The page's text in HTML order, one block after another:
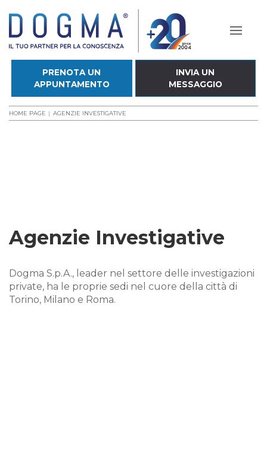
PRENOTA UN
APPUNTAMENTO
INVIA UN
MESSAGGIO
HOME PAGE AGENZIE INVESTIGATIVE
Agenzie Investigative
Dogma S.p.A., leader nel settore delle investigazioni
private, ha le proprie sedi nel cuore della città di
Torino, Milano e Roma.